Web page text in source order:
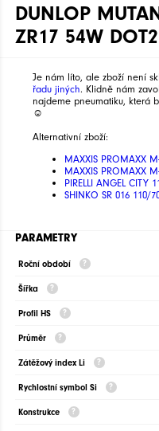
DUNLOP
ZR17 54W
Je nám líto, ale zboží není
řadu jiných. Klidně nám
najdeme pneumatiku, která
☺
Alternativní zboží:
MAXXIS PROMAXX
MAXXIS PROMAXX
PIRELLI ANGEL CITY
SHINKO SR 016 110/
PARAMETRY
Roční období
Šířka
Profil HS
Průměr
Zátěžový index Li
Rychlostní symbol Si
Konstrukce